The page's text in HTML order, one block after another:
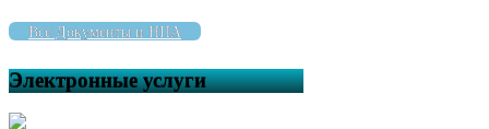
Все Документы и НПА
Электронные услуги